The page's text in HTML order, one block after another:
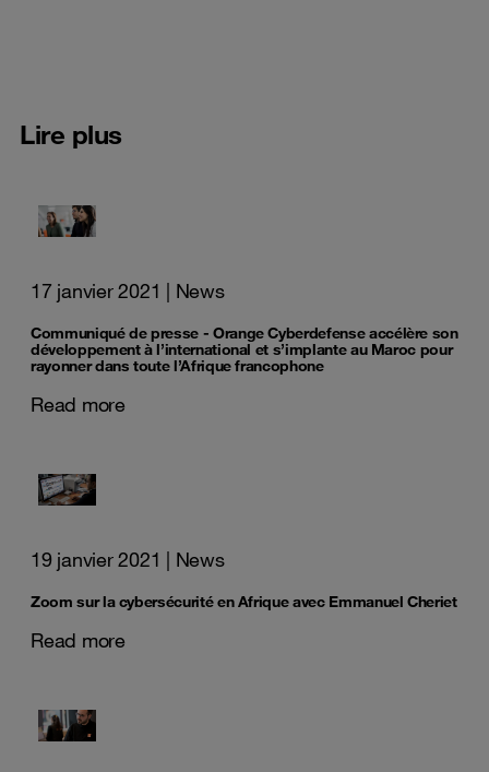
Lire plus
17 janvier 2021 | News
Communiqué de presse - Orange Cyberdefense accélère son
développement à l’international et s’implante au Maroc pour
rayonner dans toute l’Afrique francophone
Read more
19 janvier 2021 | News
Zoom sur la cybersécurité en Afrique avec Emmanuel Cheriet
Read more